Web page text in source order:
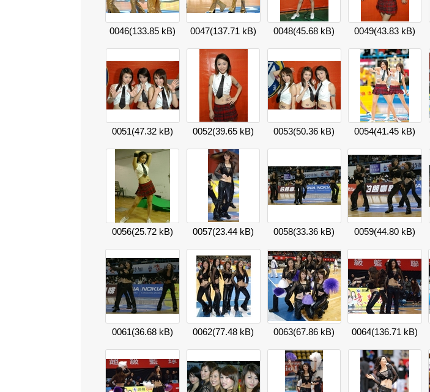
0046(133.85 kB) 0047(137.71 kB) 0048(45.68 kB) 0049(43.83 kB)
0051(47.32 kB) 0052(39.65 kB) 0053(50.36 kB) 0054(41.45 kB)
0056(25.72 kB) 0057(23.44 kB) 0058(33.36 kB) 0059(44.80 kB)
0061(36.68 kB) 0062(77.48 kB) 0063(67.86 kB) 0064(136.71 kB)